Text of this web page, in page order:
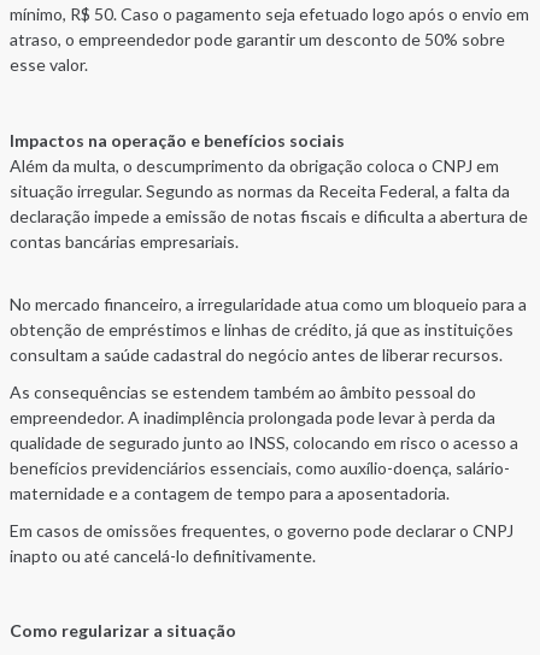
mínimo, R$ 50. Caso o pagamento seja efetuado logo após o envio em
atraso, o empreendedor pode garantir um desconto de 50% sobre
esse valor.
Impactos na operação e benefícios sociais
Além da multa, o descumprimento da obrigação coloca o CNPJ em
situação irregular. Segundo as normas da Receita Federal, a falta da
declaração impede a emissão de notas fiscais e dificulta a abertura de
contas bancárias empresariais.
No mercado financeiro, a irregularidade atua como um bloqueio para a
obtenção de empréstimos e linhas de crédito, já que as instituições
consultam a saúde cadastral do negócio antes de liberar recursos.
As consequências se estendem também ao âmbito pessoal do
empreendedor. A inadimplência prolongada pode levar à perda da
qualidade de segurado junto ao INSS, colocando em risco o acesso a
benefícios previdenciários essenciais, como auxílio-doença, salário-
maternidade e a contagem de tempo para a aposentadoria.
Em casos de omissões frequentes, o governo pode declarar o CNPJ
inapto ou até cancelá-lo definitivamente.
Como regularizar a situação